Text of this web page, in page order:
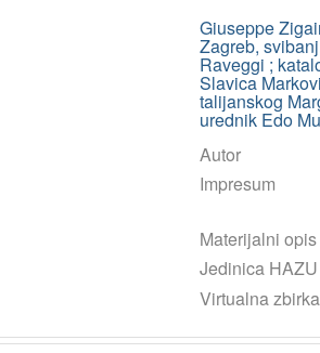
Giuseppe
Zagreb,
Raveggi ;
Slavica
talijanskog
urednik Edo
Autor
Impresum
Materijalni opis
Jedinica HAZU
Virtualna zbirka